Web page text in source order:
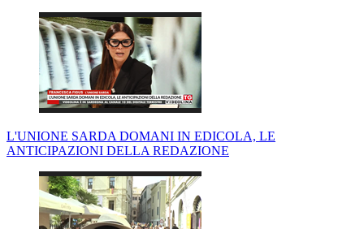
L'UNIONE SARDA DOMANI IN EDICOLA, LE
ANTICIPAZIONI DELLA REDAZIONE